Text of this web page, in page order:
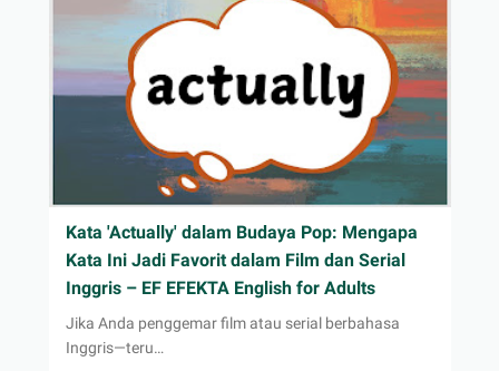
Kata 'Actually' dalam Budaya Pop: Mengapa
Kata Ini Jadi Favorit dalam Film dan Serial
Inggris – EF EFEKTA English for Adults
Jika Anda penggemar film atau serial berbahasa
Inggris—teru…